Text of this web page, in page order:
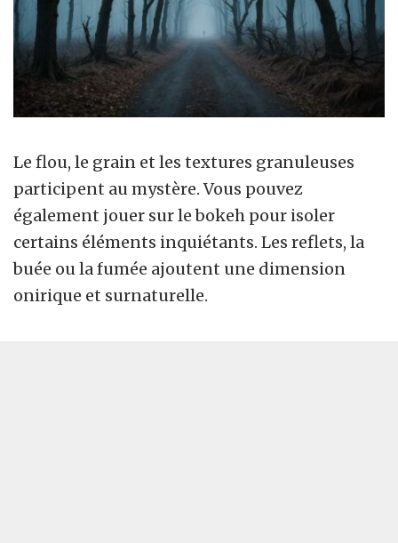
Le flou, le grain et les textures granuleuses
participent au mystère. Vous pouvez
également jouer sur le bokeh pour isoler
certains éléments inquiétants. Les reflets, la
buée ou la fumée ajoutent une dimension
onirique et surnaturelle.